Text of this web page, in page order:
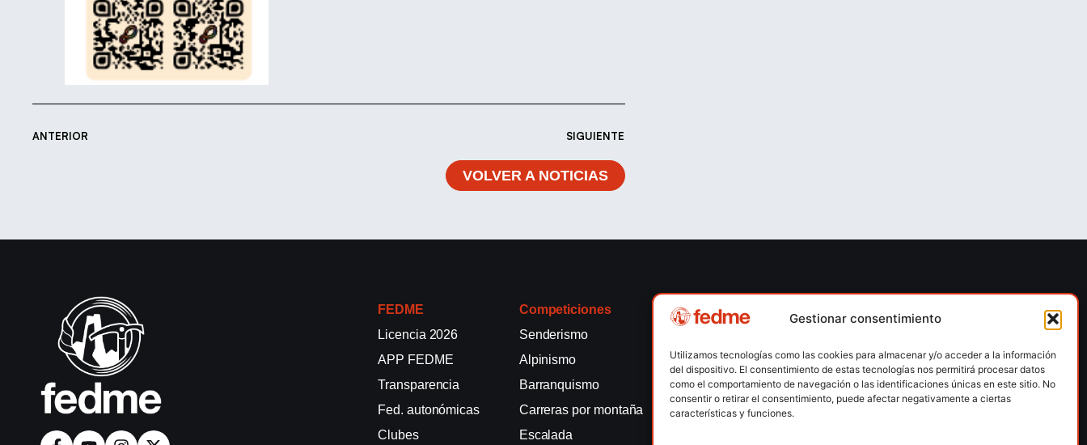
Gestionar consentimiento
Utilizamos tecnologías como las cookies para almacenar y/o acceder a la información
del dispositivo. El consentimiento de estas tecnologías nos permitirá procesar datos
como el comportamiento de navegación o las identificaciones únicas en este sitio. No
consentir o retirar el consentimiento, puede afectar negativamente a ciertas
características y funciones.
ANTERIOR SIGUIENTE
VOLVER A NOTICIAS
FEDME
Licencia 2026
APP FEDME
Transparencia
Fed. autonómicas
Clubes
Competiciones
Senderismo
Alpinismo
Barranquismo
Carreras por montaña
Escalada
Competiciones
Escalada en hielo
Esquí de montaña
Marcha Nórdica
Barcelona
fedme@fedme.es
934 264 267